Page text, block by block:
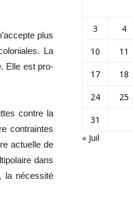
plus
La
Elle est pro-
contre la
contraintes
actuelle de
dans
la nécessité
3
4
10
11
17
18
24
25
31
« Juil